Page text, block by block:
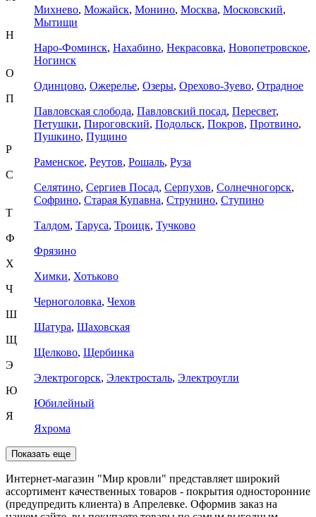
Михнево, Можайск, Монино, Москва, Московский,
Мытищи
Н
Наро-Фоминск, Нахабино, Некрасовка, Новопетровское,
Ногинск
О
Одинцово, Ожерелье, Озеры, Орехово-Зуево, Отрадное
П
Павловская слобода, Павловский посад, Пересвет,
Петушки, Пироговский, Подольск, Покров, Протвино,
Пушкино, Пущино
Р
Раменское, Реутов, Рошаль, Руза
С
Селятино, Сергиев Посад, Серпухов, Солнечногорск,
Софрино, Старая Купавна, Струнино, Ступино
Т
Талдом, Таруса, Троицк, Тучково
Ф
Фрязино
Х
Химки, Хотьково
Ч
Черноголовка, Чехов
Ш
Шатура, Шаховская
Щ
Щелково, Щербинка
Э
Электрогорск, Электросталь, Электроугли
Ю
Юбилейный
Я
Яхрома
Показать еще
Интернет-магазин "Мир кровли" представляет широкий
ассортимент качественных товаров - покрытия односторонние
(предупредить клиента) в Апрелевке. Оформив заказ на